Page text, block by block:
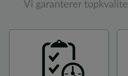
Vi garanterer